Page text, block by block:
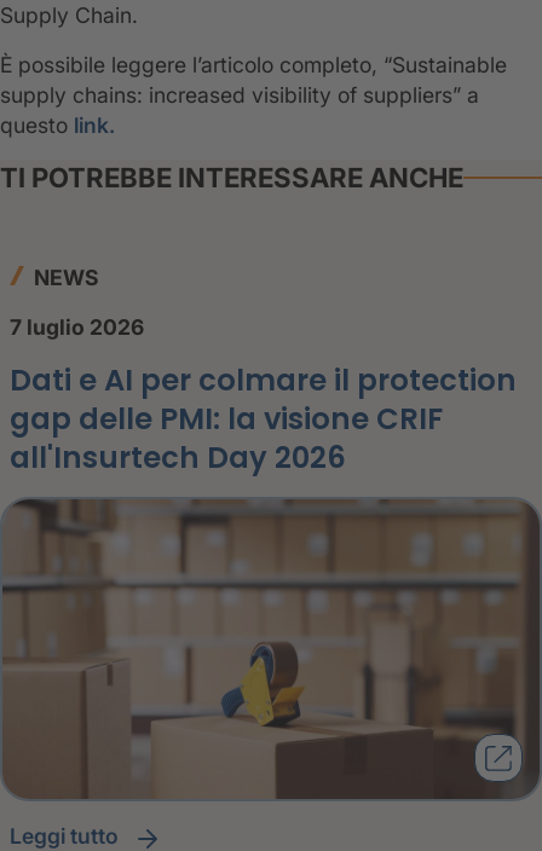
Supply Chain.
È possibile leggere l’articolo completo, “Sustainable
supply chains: increased visibility of suppliers” a
questo link.
TI POTREBBE INTERESSARE ANCHE
NEWS
7 luglio 2026
Dati e AI per colmare il protection
gap delle PMI: la visione CRIF
all'Insurtech Day 2026
leggi tutto